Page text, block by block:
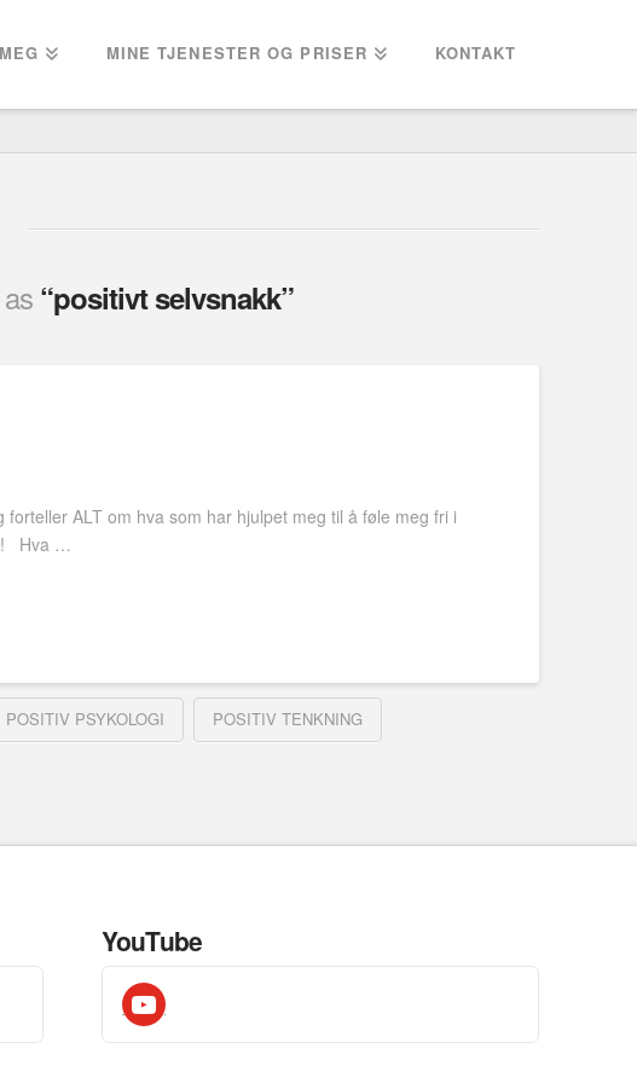
MEG MINE TJENESTER OG PRISER KONTAKT
“positivt selvsnakk”
ALT om hva som har hjulpet meg til å føle meg fri i
Hva …
POSITIV PSYKOLOGI POSITIV TENKNING
YouTube
youtube